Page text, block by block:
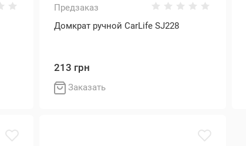
Предзаказ
Домкрат ручной CarLife SJ228
213 грн
Заказать